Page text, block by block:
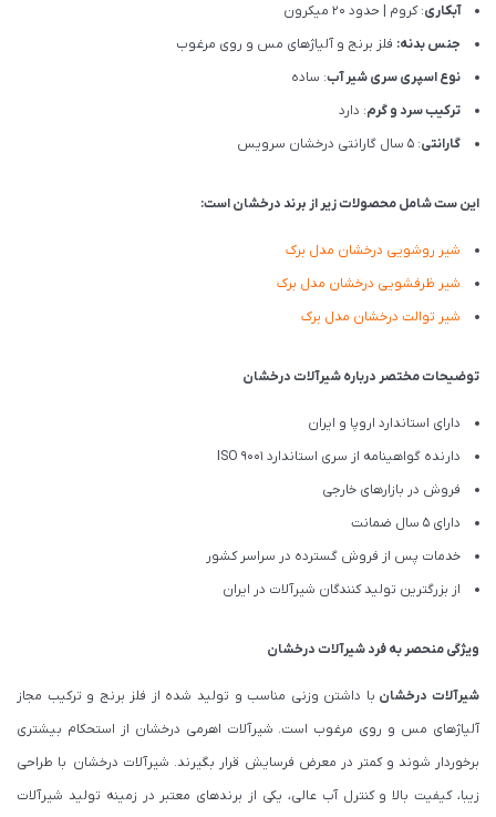
آبکاری: کروم | حدود 20 میکرون
جنس بدنه: فلز برنج و آلیاژهای مس و روی مرغوب
نوع اسپری سری شیر آب: ساده
ترکیب سرد و گرم: دارد
گارانتی: 5 سال گارانتی درخشان سرویس
این ست شامل محصولات زیر از برند درخشان است:
شیر روشویی درخشان مدل برک
شیر ظرفشویی درخشان مدل برک
شیر توالت درخشان مدل برک
توضیحات مختصر درباره شیرآلات درخشان
دارای استاندارد اروپا و ایران
دارنده گواهینامه از سری استاندارد ISO 9001
فروش در بازارهای خارجی
دارای 5 سال ضمانت
خدمات پس از فروش گسترده در سراسر کشور
از بزرگترین تولید کنندگان شیرآلات در ایران
ویژگی منحصر به فرد شیرآلات درخشان
شیرآلات درخشان با داشتن وزنی مناسب و تولید شده از فلز برنج و ترکیب مجاز
آلیاژهای مس و روی مرغوب است. شیرآلات اهرمی درخشان از استحکام بیشتری
برخوردار شوند و کمتر در معرض فرسایش قرار بگیرند. شیرآلات درخشان با طراحی
زیبا، کیفیت بالا و کنترل آب عالی، یکی از برندهای معتبر در زمینه تولید شیرآلات